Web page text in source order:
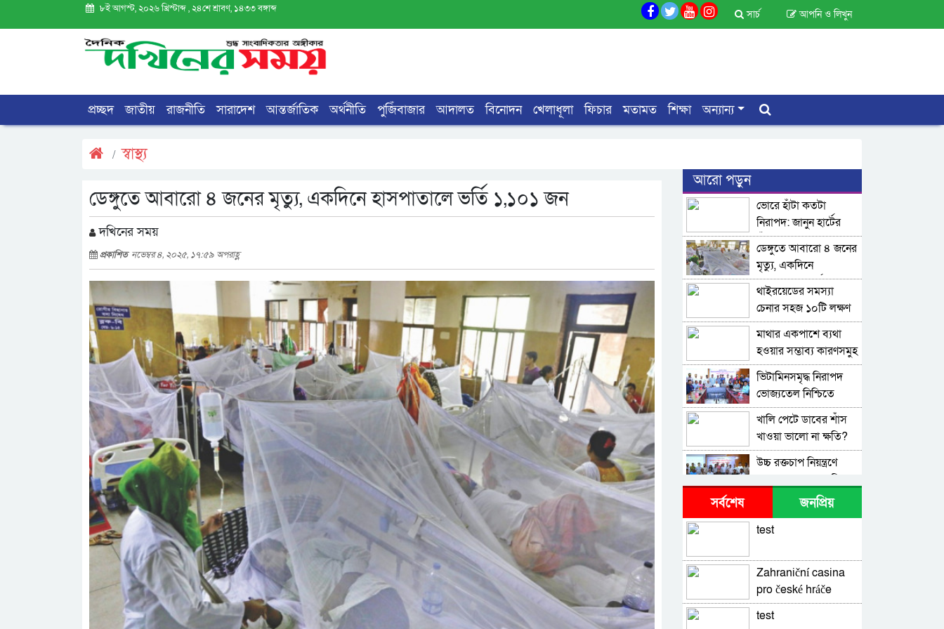
৮ই আগস্ট, ২০২৬ খ্রিস্টাব্দ , ২৪শে শ্রাবণ, ১৪৩৩ বঙ্গাব্দ আপনি ও লিখুন
সার্চ
প্রচ্ছদ জাতীয় রাজনীতি সারাদেশ আন্তর্জাতিক অর্থনীতি পুজিঁবাজার আদালত বিনোদন খেলাধূলা ফিচার মতামত শিক্ষা অন্যান্য
স্বাস্থ্য
ডেঙ্গুতে আবারো ৪ জনের মৃত্যু, একদিনে হাসপাতালে ভর্তি ১,১০১ জন
দখিনের সময়
প্রকাশিত নভেম্বর ৪, ২০২৫, ১৭:৫৯ অপরাহ্ণ
আরো পড়ুন
ভোরে হাঁটা কতটা
নিরাপদ: জানুন হার্টের
ঝুঁকি ও উপকারিতা
ডেঙ্গুতে আবারো ৪ জনের
মৃত্যু, একদিনে
হাসপাতালে ভর্তি ১,১০১
জন
থাইরয়েডের সমস্যা
চেনার সহজ ১০টি লক্ষণ
মাথার একপাশে ব্যথা
হওয়ার সম্ভাব্য কারণসমুহ
ভিটামিনসমৃদ্ধ নিরাপদ
ভোজ্যতেল নিশ্চিতে
উদ্যোগের আহ্বান
খালি পেটে ডাবের শাঁস
খাওয়া ভালো না ক্ষতি?
উচ্চ রক্তচাপ নিয়ন্ত্রণে
বাংলাদেশের অগ্রগতি
স্বাস্থ্যরক্ষায় দূরে থাকুন
এই ৫ প্রতারক খাবার
মৃত্যু, হাসপাতালে ভর্তি
৮০৩ রোগী
অভিযানের খবরে
পালায়ন, ৬ ডায়াগনস্টিক
সর্বশেষ জনপ্রিয়
test
Zahraniční casina
pro české hráče
test